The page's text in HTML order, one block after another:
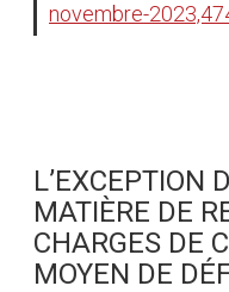
novembre-
L’EXCEPTION
MATIÈRE DE
CHARGES DE
MOYEN DE